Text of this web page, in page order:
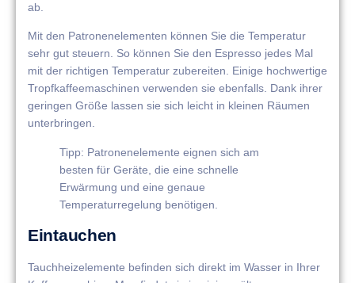
ab.
Mit den Patronenelementen können Sie die Temperatur
sehr gut steuern. So können Sie den Espresso jedes Mal
mit der richtigen Temperatur zubereiten. Einige hochwertige
Tropfkaffeemaschinen verwenden sie ebenfalls. Dank ihrer
geringen Größe lassen sie sich leicht in kleinen Räumen
unterbringen.
Tipp: Patronenelemente eignen sich am
besten für Geräte, die eine schnelle
Erwärmung und eine genaue
Temperaturregelung benötigen.
Eintauchen
Tauchheizelemente befinden sich direkt im Wasser in Ihrer